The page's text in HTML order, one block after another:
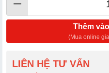
Thêm
(Mua online
LIÊN HỆ TƯ VẤN